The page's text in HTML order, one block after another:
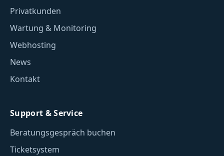
Privatkunden
Wartung & Monitoring
Webhosting
News
Kontakt
Support & Service
Beratungsgespräch buchen
Ticketsystem